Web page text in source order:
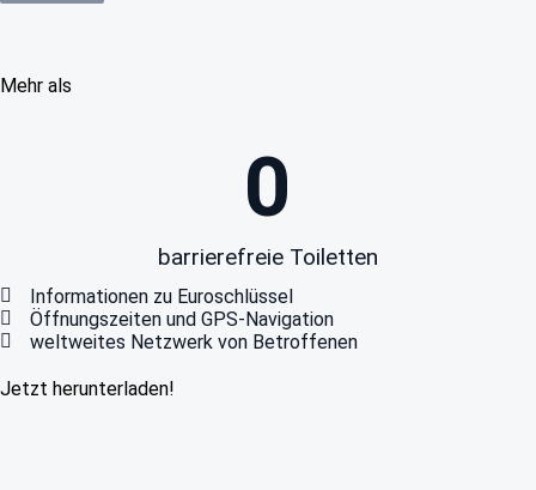
Mehr als
barrierefreie Toiletten
0
Informationen zu Euroschlüssel
Öffnungszeiten und GPS-Navigation
weltweites Netzwerk von Betroffenen
Jetzt herunterladen!